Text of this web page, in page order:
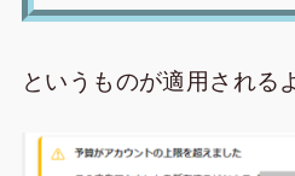
というものが適用される